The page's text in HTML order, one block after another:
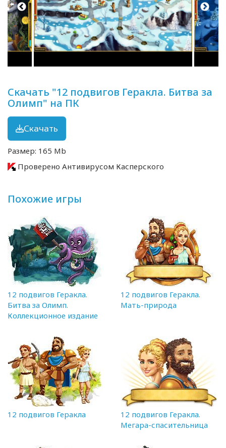
Скачать "12 подвигов Геракла. Битва за
Олимп" на ПК
Скачать
Размер: 165 Mb
Проверено Антивирусом Касперского
Похожие игры
12 подвигов Геракла.
Битва за Олимп.
Коллекционное издание
12 подвигов Геракла.
Мать-природа
12 подвигов Геракла
12 подвигов Геракла.
Мегара-спасительница